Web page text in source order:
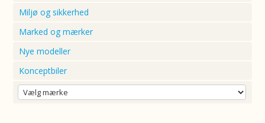
Miljø og sikkerhed
Marked og mærker
Nye modeller
Konceptbiler